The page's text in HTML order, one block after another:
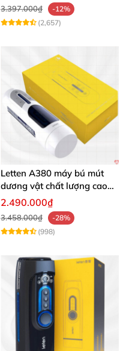
3.397.000₫
-12%
(2,657)
Letten A380 máy bú mút
dương vật chất lượng cao
giá tốt
2.490.000₫
3.458.000₫
-28%
(998)